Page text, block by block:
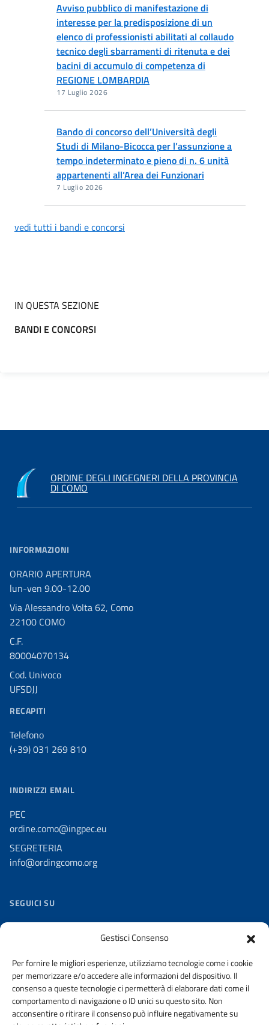
Gestisci Consenso
Per fornire le migliori esperienze, utilizziamo tecnologie come i cookie
per memorizzare e/o accedere alle informazioni del dispositivo. Il
consenso a queste tecnologie ci permetterà di elaborare dati come il
comportamento di navigazione o ID unici su questo sito. Non
acconsentire o ritirare il consenso può influire negativamente su
Avviso pubblico di manifestazione di
interesse per la predisposizione di un
elenco di professionisti abilitati al collaudo
tecnico degli sbarramenti di ritenuta e dei
bacini di accumulo di competenza di
REGIONE LOMBARDIA
17 Luglio 2026
Bando di concorso dell’Università degli
Studi di Milano-Bicocca per l’assunzione a
tempo indeterminato e pieno di n. 6 unità
appartenenti all’Area dei Funzionari
7 Luglio 2026
vedi tutti i bandi e concorsi
IN QUESTA SEZIONE
BANDI E CONCORSI
ORDINE DEGLI INGEGNERI DELLA PROVINCIA
DI COMO
INFORMAZIONI
ORARIO APERTURA
lun-ven 9.00-12.00
Via Alessandro Volta 62, Como
22100 COMO
C.F.
80004070134
Cod. Univoco
UFSDJJ
RECAPITI
Telefono
(+39) 031 269 810
INDIRIZZI EMAIL
PEC
ordine.como@ingpec.eu
SEGRETERIA
info@ordingcomo.org
SEGUICI SU
Facebook
Youtube
Flickr
Slideshare